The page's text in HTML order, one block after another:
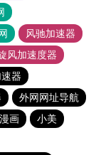
风驰加速器
风加速度器
器
外网网址导航
画
小美